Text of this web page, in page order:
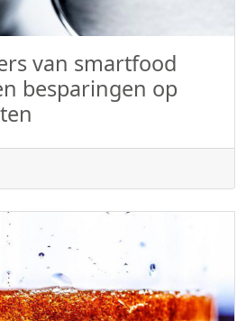
van smartfood
besparingen op